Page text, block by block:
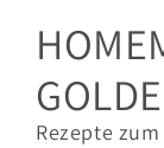
Rezepte